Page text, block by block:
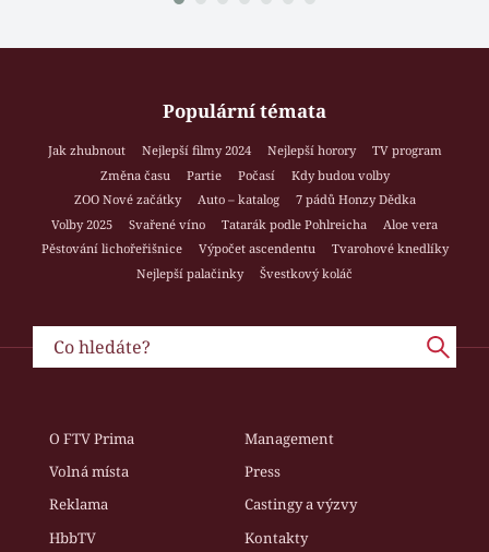
Populární témata
Jak zhubnout Nejlepší filmy 2024 Nejlepší horory
TV program
Změna času
Partie Počasí
Kdy budou volby
ZOO Nové začátky
Auto – katalog
7 pádů Honzy Dědka
Volby 2025
Svařené víno Tatarák podle Pohlreicha
Aloe vera
Pěstování lichořeřišnice
Výpočet ascendentu
Tvarohové knedlíky
Nejlepší palačinky
Švestkový koláč
O FTV Prima
Management
Volná místa
Press
Reklama
Castingy a výzvy
HbbTV
Kontakty